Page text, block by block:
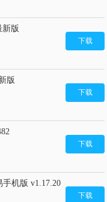
新版
下载
版
下载
下载
机版 v1.17.20
下载